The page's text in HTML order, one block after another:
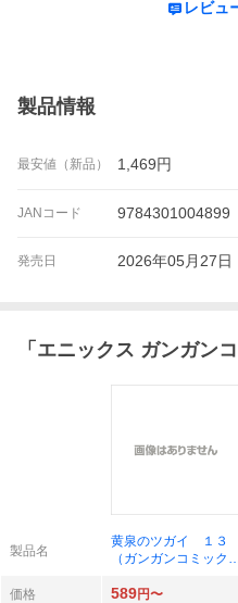
レビュ
製品情報
最安値（新品） 1,469円
JANコード 9784301004899
発売日 2026年05月27日
「 エニックス ガンガン
製品名
黄泉のツガイ １３
（ガンガンコミック
価格 589円〜